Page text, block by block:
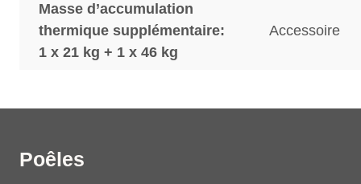
Masse d’accumulation
thermique supplémentaire:
1 x 21 kg + 1 x 46 kg
Accessoire
Poêles